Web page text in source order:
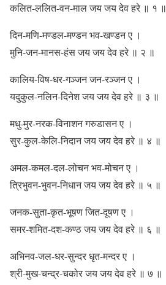
कलित-ललित-वन-माल जय जय देव हरे ॥ १ ॥
दिन-मणि-मण्डल-मण्डन भव-खण्डन ए ।
मुनि-जन-मानस-हंस जय जय देव हरे ॥ २ ॥
कालिय-विष-धर-गञ्जन जन-रञ्जन ए ।
यदुकुल-नलिन-दिनेश जय जय देव हरे ॥ ३ ॥
मधु-मुर-नरक-विनाशन गरुडासन ए ।
सुर-कुल-केलि-निदान जय जय देव हरे ॥ ४ ॥
अमल-कमल-दल-लोचन भव-मोचन ए ।
त्रिभुवन-भुवन-निधान जय जय देव हरे ॥ ५ ॥
जनक-सुता-कृत-भूषण जित-दूषण ए ।
समर-शमित-दश-कण्ठ जय जय देव हरे ॥ ६ ॥
अभिनव-जल-धर-सुन्दर धृत-मन्दर ए ।
श्री-मुख-चन्द्र-चकोर जय जय देव हरे ॥ ७ ॥